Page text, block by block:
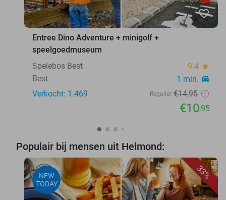
favorite_border
Entree Dino Adventure + minigolf +
speelgoedmuseum
Spelebos Best
9.4 star
Best 1 min. directions_car
Verkocht: 1.469 Regulier €14,95
€10,95
Populair bij mensen uit Helmond:
33%
NEW
TODAY